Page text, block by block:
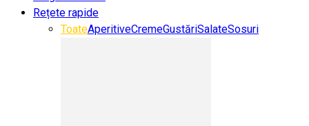
Rețete rapide
ToateAperitiveCremeGustăriSalateSosuri